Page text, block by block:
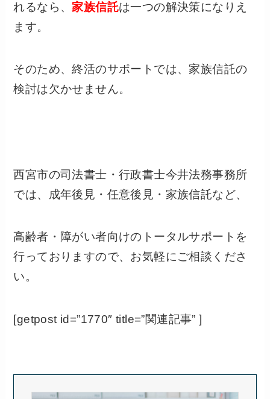
れるなら、家族信託は一つの解決策になりえ
ます。
そのため、終活のサポートでは、家族信託の
検討は欠かせません。
西宮市の司法書士・行政書士今井法務事務所
では、成年後見・任意後見・家族信託など、
高齢者・障がい者向けのトータルサポートを
行っておりますので、お気軽にご相談くださ
い。
[getpost id=”1770″ title=”関連記事” ]